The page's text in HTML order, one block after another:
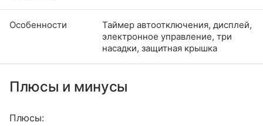
Особенности
Таймер автоотключения, дисплей,
электронное управление, три
насадки, защитная крышка
Плюсы и минусы
Плюсы: